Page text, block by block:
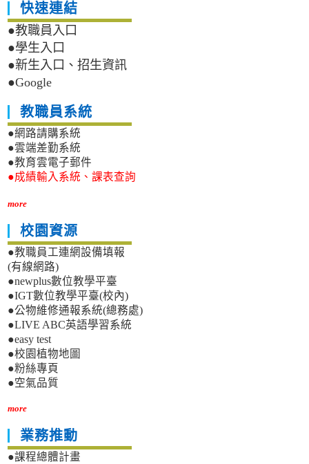
快速連結
●教職員入口
●學生入口
●新生入口、招生資訊
●Google
教職員系統
●網路請購系統
●雲端差勤系統
●教育雲電子郵件
●成績輸入系統、課表查詢
more
校園資源
●教職員工連網設備填報
(有線網路)
●newplus數位教學平臺
●IGT數位教學平臺(校內)
●公物維修通報系統(總務處)
●LIVE ABC英語學習系統
●easy test
●校園植物地圖
●粉絲專頁
●空氣品質
more
業務推動
●課程總體計畫